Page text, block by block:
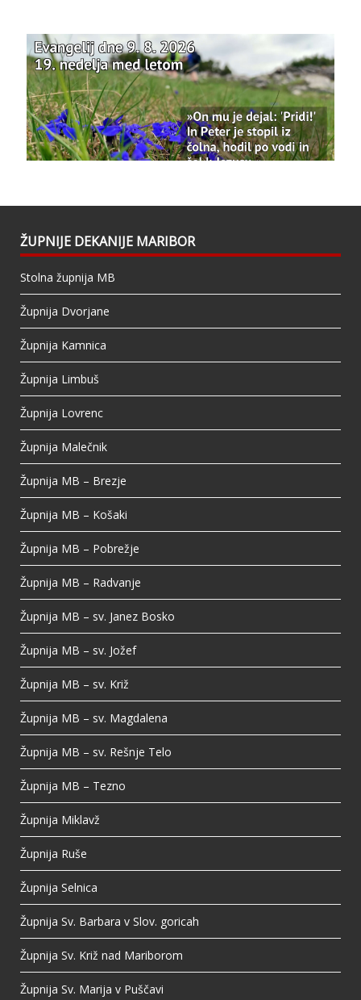
Photo
View on Facebook · Share
Bazilika Matere Usmiljenja updated their
status.
1 years ago
When this happens, it's usually because the
people, changed who can see it or it's been
deleted.
View on Facebook
ŽUPNIJE DEKANIJE MARIBOR
Stolna župnija MB
Župnija Dvorjane
Župnija Kamnica
Župnija Limbuš
Župnija Lovrenc
Župnija Malečnik
Župnija MB – Brezje
Župnija MB – Košaki
Župnija MB – Pobrežje
Župnija MB – Radvanje
Župnija MB – sv. Janez Bosko
Župnija MB – sv. Jožef
Župnija MB – sv. Križ
Župnija MB – sv. Magdalena
Župnija MB – sv. Rešnje Telo
Župnija MB – Tezno
Župnija Miklavž
Župnija Ruše
Župnija Selnica
Župnija Sv. Barbara v Slov. goricah
Župnija Sv. Križ nad Mariborom
Župnija Sv. Marija v Puščavi